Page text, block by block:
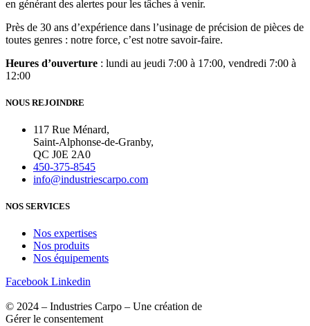
en générant des alertes pour les tâches à venir.
Près de 30 ans d’expérience dans l’usinage de précision de pièces de
toutes genres : notre force, c’est notre savoir-faire.
Heures d’ouverture : lundi au jeudi 7:00 à 17:00, vendredi 7:00 à
12:00
NOUS REJOINDRE
117 Rue Ménard,
Saint-Alphonse-de-Granby,
QC J0E 2A0
450-375-8545
info@industriescarpo.com
NOS SERVICES
Nos expertises
Nos produits
Nos équipements
Facebook Linkedin
© 2024 – Industries Carpo – Une création de
Gérer le consentement